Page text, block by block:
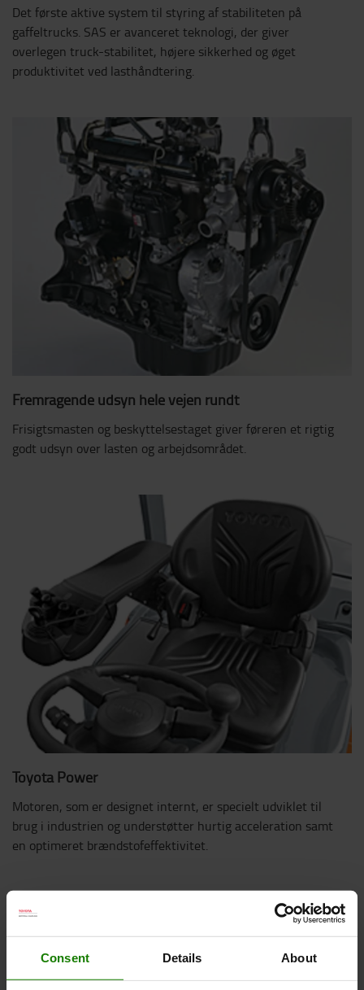
Consent Details About
Det første aktive system til styring af stabiliteten på
gaffeltrucks. SAS er avanceret teknologi, der giver
overlegen truck-stabilitet, højere sikkerhed og øget
produktivitet ved lasthåndtering.
Fremragende udsyn hele vejen rundt
Frisigtsmasten og beskyttelsestaget giver føreren et rigtig
godt udsyn over lasten og arbejdsområdet.
Toyota Power
Motoren, som er designet internt, er specielt udviklet til
brug i industrien og understøtter hurtig acceleration samt
en optimeret brændstofeffektivitet.